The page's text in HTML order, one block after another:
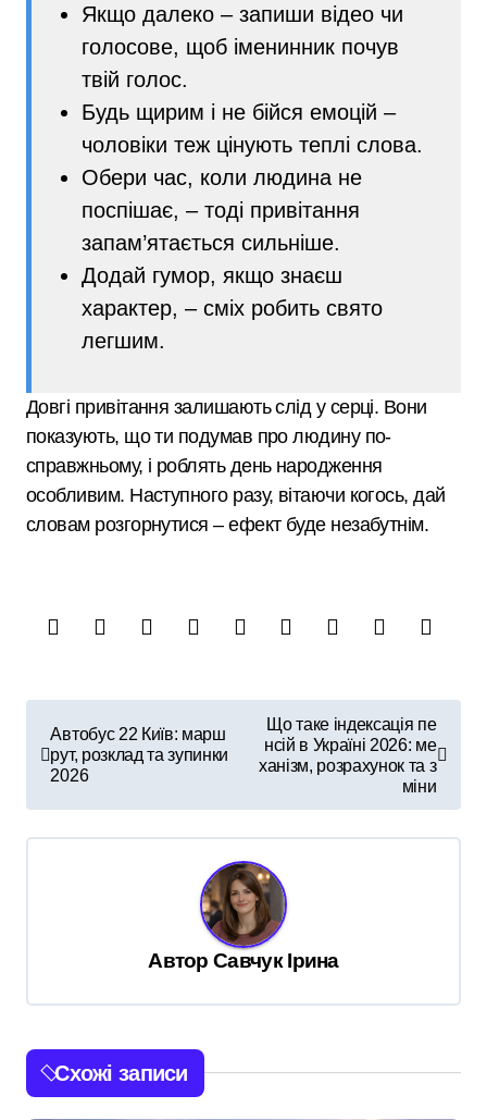
Якщо далеко – запиши відео чи
голосове, щоб іменинник почув
твій голос.
Будь щирим і не бійся емоцій –
чоловіки теж цінують теплі слова.
Обери час, коли людина не
поспішає, – тоді привітання
запам’ятається сильніше.
Додай гумор, якщо знаєш
характер, – сміх робить свято
легшим.
Довгі привітання залишають слід у серці. Вони
показують, що ти подумав про людину по-
справжньому, і роблять день народження
особливим. Наступного разу, вітаючи когось, дай
словам розгорнутися – ефект буде незабутнім.
я
п
Автобус 22 Київ: марш
рут, розклад та зупинки
2026
Що таке індексація пе
нсій в Україні 2026: ме
ханізм, розрахунок та з
міни
АвторСавчук Ірина
Схожі записи